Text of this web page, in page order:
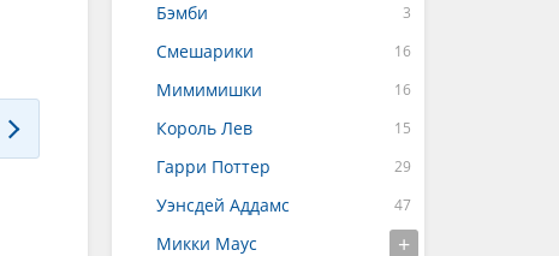
Бэмби
Смешарики
Мимимишки
Король Лев
Гарри Поттер
Уэнсдей Аддамс
Микки Маус